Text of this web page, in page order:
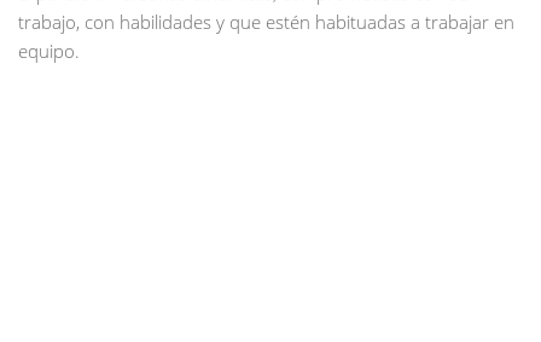
trabajo, con habilidades y que estén habituadas a trabajar en
equipo.